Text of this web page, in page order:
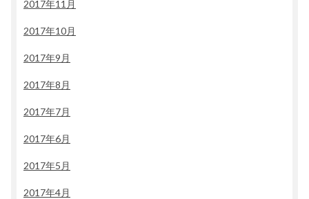
2017年11月
2017年10月
2017年9月
2017年8月
2017年7月
2017年6月
2017年5月
2017年4月